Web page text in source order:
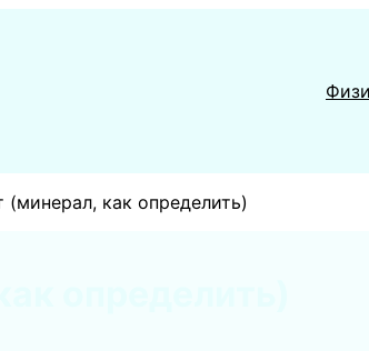
(минерал, как определить)